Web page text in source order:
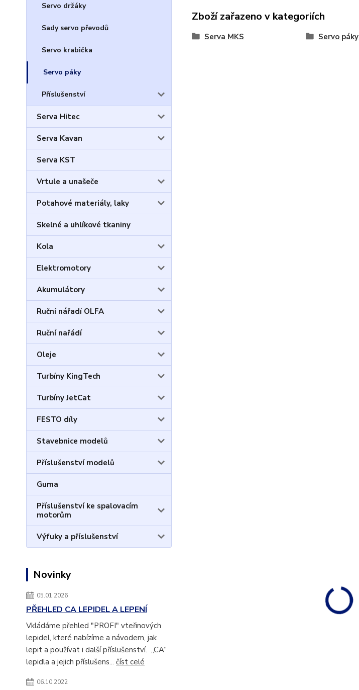
Servo držáky
Sady servo převodů
Servo krabička
Servo páky
Příslušenství
Serva Hitec
Serva Kavan
Serva KST
Vrtule a unašeče
Potahové materiály, laky
Skelné a uhlíkové tkaniny
Kola
Elektromotory
Akumulátory
Ruční nářadí OLFA
Ruční nařádí
Oleje
Turbíny KingTech
Turbíny JetCat
FESTO díly
Stavebnice modelů
Příslušenství modelů
Guma
Příslušenství ke spalovacím
motorům
Výfuky a příslušenství
Novinky
05.01.2026
PŘEHLED CA LEPIDEL A LEPENÍ
Vkládáme přehled "PROFI" vteřinových
lepidel, které nabízíme a návodem, jak
lepit a používat i další příslušenství. „CA“
lepidla a jejich příslušens... číst celé
06.10.2022
Zboží zařazeno v kategoriích
Serva MKS Servo páky